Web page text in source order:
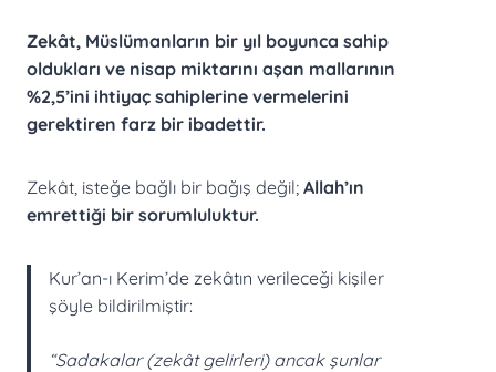
Zekât, Müslümanların bir yıl boyunca sahip
oldukları ve nisap miktarını aşan mallarının
%2,5’ini ihtiyaç sahiplerine vermelerini
gerektiren farz bir ibadettir.
Zekât, isteğe bağlı bir bağış değil; Allah’ın
emrettiği bir sorumluluktur.
Kur’an-ı Kerim’de zekâtın verileceği kişiler
şöyle bildirilmiştir:
“Sadakalar (zekât gelirleri) ancak şunlar